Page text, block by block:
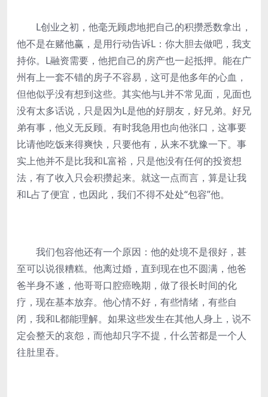
L创业之初，他毫无顾虑地把自己的积攒悉数拿出，
他不是在赌他赢，是用行动告诉L：你大胆去做吧，我支
持你。L融资需要，他把自己的房产也一起抵押。能在广
州有上一套不错的房子不容易，这可是他多年的心血，
但他似乎没有想到这些。其实他与L并不常见面，见面也
没有太多话说，只是因为L是他的好朋友，好兄弟。好兄
弟有事，他义无反顾。有时我急用也向他张口，这事要
比请他吃饭来得爽快，只要他有，从来不犹豫一下。事
实上他并不是比我和L富裕，只是他没有任何的投资想
法，有了收入只会积攒起来。就这一点而言，算是让我
和L占了便宜，也因此，我们不得不处处“包容”他。
我们包容他还有一个原因：他的处境不是很好，甚
至可以说很糟糕。他离过婚，直到现在也不圆满，他爸
爸半身不遂，他哥哥口腔癌晚期，做了很长时间的化
疗，现在基本放弃。他心情不好，有些情绪，有些自
闭，我和L都能理解。如果这些发生在其他人身上，说不
定会整天的哀怨，而他却只字不提，什么苦都是一个人
往肚里吞。